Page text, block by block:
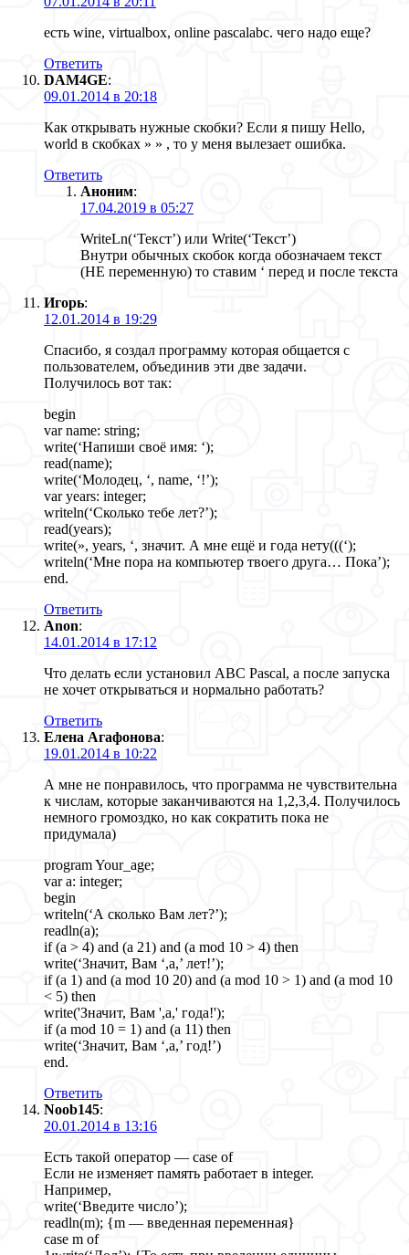
есть wine, virtualbox, online pascalabc. чего надо еще?
Ответить
DAM4GE:
09.01.2014 в 20:18
Как открывать нужные скобки? Если я пишу Hello,
world в скобках » » , то у меня вылезает ошибка.
Ответить
Аноним:
17.04.2019 в 05:27
WriteLn(‘Текст’) или Write(‘Текст’)
Внутри обычных скобок когда обозначаем текст
(НЕ переменную) то ставим ‘ перед и после текста
Игорь:
12.01.2014 в 19:29
Спасибо, я создал программу которая общается с
пользователем, объединив эти две задачи.
Получилось вот так:
begin
var name: string;
write(‘Напиши своё имя: ‘);
read(name);
write(‘Молодец, ‘, name, ‘!’);
var years: integer;
writeln(‘Сколько тебе лет?’);
read(years);
write(», years, ‘, значит. А мне ещё и года нету(((‘);
writeln(‘Мне пора на компьютер твоего друга… Пока’);
end.
Ответить
Anon:
14.01.2014 в 17:12
Что делать если установил ABC Pascal, а после запуска
не хочет открываться и нормально работать?
Ответить
Елена Агафонова:
19.01.2014 в 10:22
А мне не понравилось, что программа не чувствительна
к числам, которые заканчиваются на 1,2,3,4. Получилось
немного громоздко, но как сократить пока не
придумала)
program Your_age;
var a: integer;
begin
writeln(‘А сколько Вам лет?’);
readln(a);
if (a > 4) and (a 21) and (a mod 10 > 4) then
write(‘Значит, Вам ‘,a,’ лет!’);
if (a 1) and (a mod 10 20) and (a mod 10 > 1) and (a mod 10
< 5) then
write('Значит, Вам ',a,' года!');
if (a mod 10 = 1) and (a 11) then
write(‘Значит, Вам ‘,a,’ год!’)
end.
Ответить
Noob145:
20.01.2014 в 13:16
Есть такой оператор — case of
Если не изменяет память работает в integer.
Например,
write(‘Введите число’);
readln(m); {m — введенная переменная}
case m of